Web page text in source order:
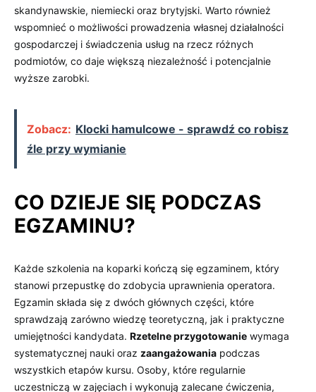
skandynawskie, niemiecki oraz brytyjski. Warto również
wspomnieć o możliwości prowadzenia własnej działalności
gospodarczej i świadczenia usług na rzecz różnych
podmiotów, co daje większą niezależność i potencjalnie
wyższe zarobki.
Zobacz: Klocki hamulcowe - sprawdź co robisz
źle przy wymianie
CO DZIEJE SIĘ PODCZAS
EGZAMINU?
Każde szkolenia na koparki kończą się egzaminem, który
stanowi przepustkę do zdobycia uprawnienia operatora.
Egzamin składa się z dwóch głównych części, które
sprawdzają zarówno wiedzę teoretyczną, jak i praktyczne
umiejętności kandydata. Rzetelne przygotowanie wymaga
systematycznej nauki oraz zaangażowania podczas
wszystkich etapów kursu. Osoby, które regularnie
uczestniczą w zajęciach i wykonują zalecane ćwiczenia,